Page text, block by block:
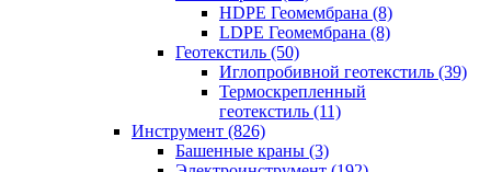
HDPE Геомембрана (8)
LDPE Геомембрана (8)
Геотекстиль (50)
Иглопробивной геотекстиль (39)
Термоскрепленный
геотекстиль (11)
Инструмент (826)
Башенные краны (3)